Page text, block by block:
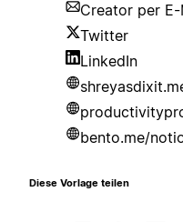
Creator per
Twitter
LinkedIn
bento.me/
Diese Vorlage teilen